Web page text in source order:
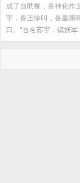
成了自助餐，兽神化作
宇，兽王惨叫，兽皇嘶
口。“吾名苏宇，镇妖